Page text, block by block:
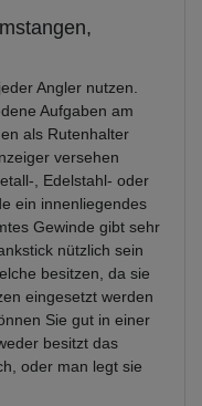
Angler nutzen.
Aufgaben am
als Rutenhalter
versehen
, Edelstahl- oder
ein innenliegendes
Gewinde gibt sehr
nützlich sein
besitzen, da sie
eingesetzt werden
Sie gut in einer
besitzt das
oder man legt sie